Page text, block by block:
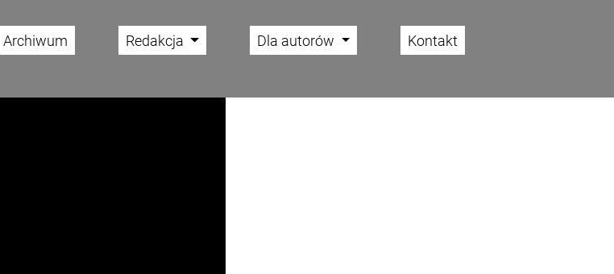
Archiwum Redakcja Dla autorów
Kontakt